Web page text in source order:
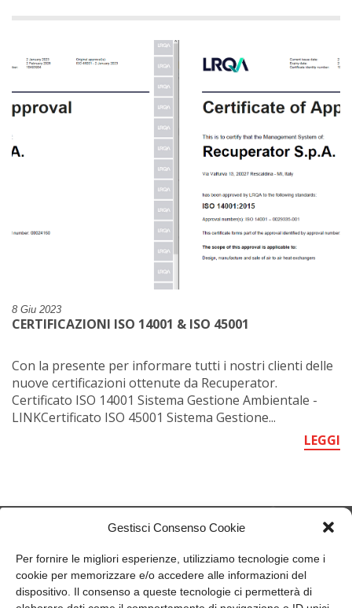
Gestisci Consenso Cookie
Per fornire le migliori esperienze, utilizziamo tecnologie come i
cookie per memorizzare e/o accedere alle informazioni del
dispositivo. Il consenso a queste tecnologie ci permetterà di
8 Giu 2023
CERTIFICAZIONI ISO 14001 & ISO 45001
Con la presente per informare tutti i nostri clienti delle
nuove certificazioni ottenute da Recuperator.
Certificato ISO 14001 Sistema Gestione Ambientale -
LINKCertificato ISO 45001 Sistema Gestione...
LEGGI
member of CAREL group